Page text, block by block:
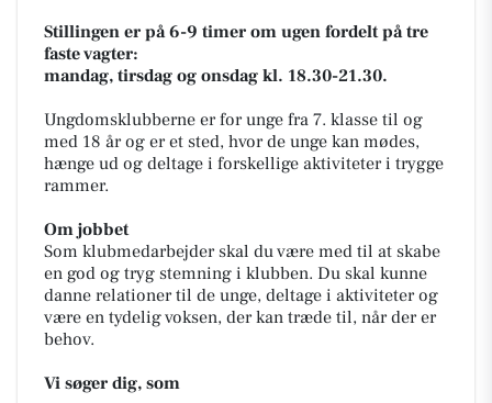
Stillingen er på 6-9 timer om ugen fordelt på tre
faste vagter:
mandag, tirsdag og onsdag kl. 18.30-21.30.
Ungdomsklubberne er for unge fra 7. klasse til og
med 18 år og er et sted, hvor de unge kan mødes,
hænge ud og deltage i forskellige aktiviteter i trygge
rammer.
Om jobbet
Som klubmedarbejder skal du være med til at skabe
en god og tryg stemning i klubben. Du skal kunne
danne relationer til de unge, deltage i aktiviteter og
være en tydelig voksen, der kan træde til, når der er
behov.
Vi søger dig, som